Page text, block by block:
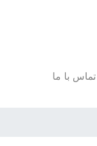
تماس با ما